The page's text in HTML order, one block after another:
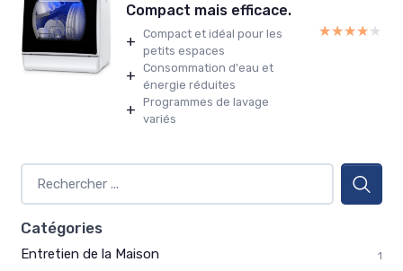
Compact mais efficace.
+ Compact et idéal pour les
petits espaces
+ Consommation d'eau et
énergie réduites
+ Programmes de lavage
variés
★★★★★
★★★★★
Catégories
Entretien de la Maison 1